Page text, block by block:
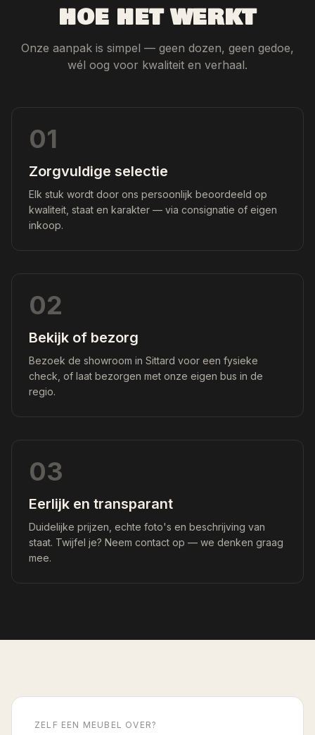
HOE HET WERKT
Onze aanpak is simpel — geen dozen, geen gedoe,
wél oog voor kwaliteit en verhaal.
01
Zorgvuldige selectie
Elk stuk wordt door ons persoonlijk beoordeeld op
kwaliteit, staat en karakter — via consignatie of eigen
inkoop.
02
Bekijk of bezorg
Bezoek de showroom in Sittard voor een fysieke
check, of laat bezorgen met onze eigen bus in de
regio.
03
Eerlijk en transparant
Duidelijke prijzen, echte foto's en beschrijving van
staat. Twijfel je? Neem contact op — we denken graag
mee.
ZELF EEN MEUBEL OVER?